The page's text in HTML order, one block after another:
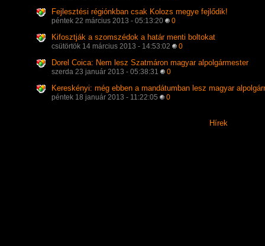
Fejlesztési régiónkban csak Kolozs megye fejlődik!
péntek 22 március 2013 - 05:13:20 0
Kifosztják a szomszédok a határ menti boltokat
csütörtök 14 március 2013 - 14:53:02 0
Dorel Coica: Nem lesz Szatmáron magyar alpolgármester
szerda 23 január 2013 - 05:38:31 0
Kereskényi: még ebben a mandátumban lesz magyar
péntek 18 január 2013 - 11:22:05 0
Hírek